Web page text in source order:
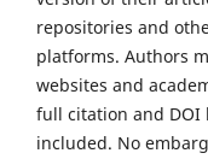
repositories and
platforms. Authors
websites and
full citation and
included. No